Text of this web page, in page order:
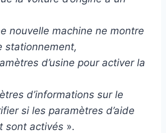
nouvelle machine ne montre
stationnement,
d’usine pour activer la
d’informations sur le
si les paramètres d’aide
sont activés ».